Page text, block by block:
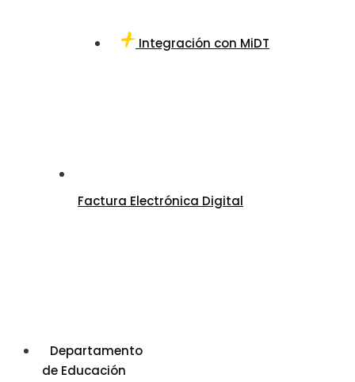
Integración con MiDT
Factura Electrónica Digital
Departamento
de Educación